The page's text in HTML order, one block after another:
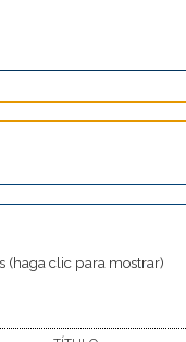
(haga clic para mostrar)